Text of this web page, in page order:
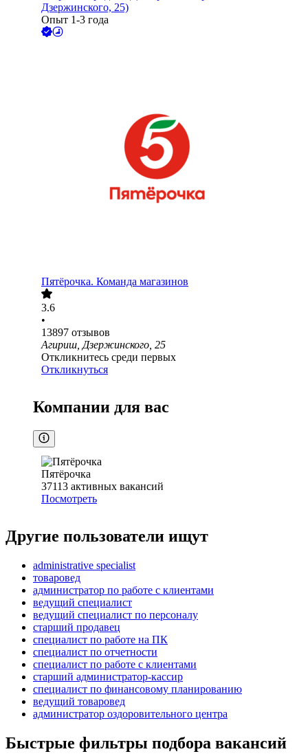
Дзержинского, 25)
Опыт 1-3 года
Пятёрочка. Команда магазинов
3.6
•
13897 отзывов
Агириш, Дзержинского, 25
Откликнитесь среди первых
Откликнуться
Компании для вас
Пятёрочка
37113 активных вакансий
Посмотреть
Другие пользователи ищут
administrative specialist
товаровед
администратор по работе с клиентами
ведущий специалист
ведущий специалист по персоналу
старший продавец
специалист по работе на ПК
специалист по отчетности
специалист по работе с клиентами
старший администратор-кассир
специалист по финансовому планированию
ведущий товаровед
администратор оздоровительного центра
Быстрые фильтры подбора вакансий